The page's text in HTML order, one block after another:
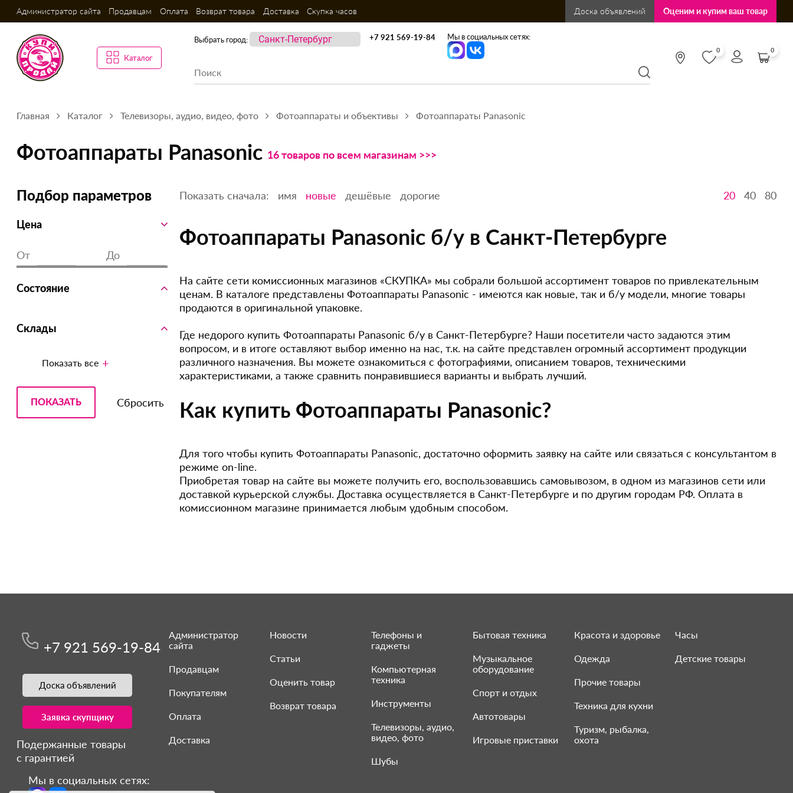
Администратор сайта Продавцам Оплата Возврат товара Доставка Скупка часов Доска объявлений Оценим и купим ваш товар
Каталог
Выбрать город: +7 921 569-19-84 Мы в социальных сетях:
0 0
Главная Каталог Телевизоры, аудио, видео, фото Фотоаппараты и объективы Фотоаппараты Panasonic
Фотоаппараты Panasonic 16 товаров по всем магазинам >>>
Подбор параметров
Цена
От До
Состояние
Склады
Показать все
Показать сначала: имя новые дешёвые дорогие 20 40 80
Фотоаппараты Panasonic б/у в Санкт-Петербурге
На сайте сети комиссионных магазинов «СКУПКА» мы собрали большой ассортимент товаров по привлекательным
ценам. В каталоге представлены Фотоаппараты Panasonic - имеются как новые, так и б/у модели, многие товары
продаются в оригинальной упаковке.
Где недорого купить Фотоаппараты Panasonic б/у в Санкт-Петербурге? Наши посетители часто задаются этим
вопросом, и в итоге оставляют выбор именно на нас, т.к. на сайте представлен огромный ассортимент продукции
различного назначения. Вы можете ознакомиться с фотографиями, описанием товаров, техническими
характеристиками, а также сравнить понравившиеся варианты и выбрать лучший.
Как купить Фотоаппараты Panasonic?
Для того чтобы купить Фотоаппараты Panasonic, достаточно оформить заявку на сайте или связаться с консультантом в
режиме on-line.
Приобретая товар на сайте вы можете получить его, воспользовавшись самовывозом, в одном из магазинов сети или
доставкой курьерской службы. Доставка осуществляется в Санкт-Петербурге и по другим городам РФ. Оплата в
комиссионном магазине принимается любым удобным способом.
+7 921 569-19-84
Доска объявлений
Заявка скупщику
Подержанные товары
с гарантией
Мы в социальных сетях:
Администратор
сайта
Продавцам
Покупателям
Оплата
Доставка
Новости
Статьи
Оценить товар
Возврат товара
Телефоны и
гаджеты
Компьютерная
техника
Инструменты
Телевизоры, аудио,
видео, фото
Шубы
Бытовая техника
Музыкальное
оборудование
Спорт и отдых
Автотовары
Игровые приставки
Красота и здоровье
Одежда
Прочие товары
Техника для кухни
Туризм, рыбалка,
охота
Часы
Детские товары